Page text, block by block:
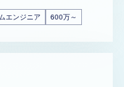
エンジニア 600万～